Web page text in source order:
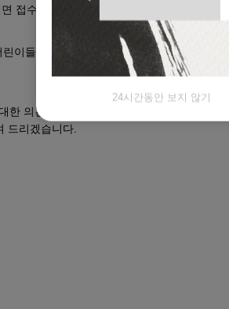
접수 즉시 조치하여 처리결과를 통보해 드립
이들에 대한 회원 미가입 정책과 함께 개
한 의견수렴 및 불만처리의 정책을 담당하
드리겠습니다.
24시간동안 보지 않기